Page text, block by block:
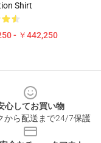
Shirt
- ￥442,250
心してお買い物
から配送まで24/7保護